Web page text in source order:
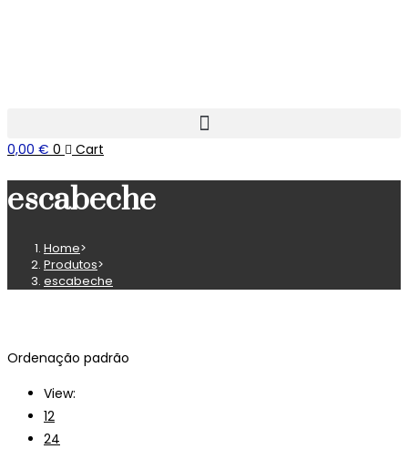
0,00 € 0 Cart
escabeche
Home>
Produtos>
escabeche
Ordenação padrão
View:
12
24